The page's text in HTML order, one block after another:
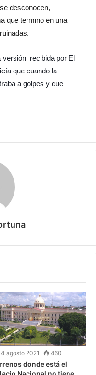
desconocen,
que terminó en una
versión recibida por El
que cuando la
a golpes y que
agosto 2021 460
donde está el